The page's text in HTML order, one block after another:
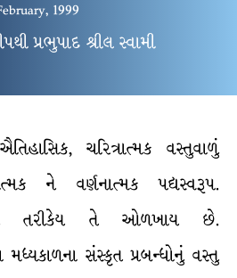
1999
પ્રભુપાદ શ્રીલ સ્વામી
ચરિત્રાત્મક વસ્તુવાળું
ને વર્ણનાત્મક પદ્યસ્વરૂપ.
તરીકેય તે ઓળખાય છે.
મધ્યકાળના સંસ્કૃત પ્રબન્ધોનું વસ્તુ